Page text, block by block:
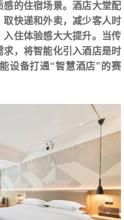
的住宿场景。酒店大堂配
快递和外卖，减少客人时
住体验感大大提升。当传
，将智能化引入酒店是时
设备打通“智慧酒店”的赛